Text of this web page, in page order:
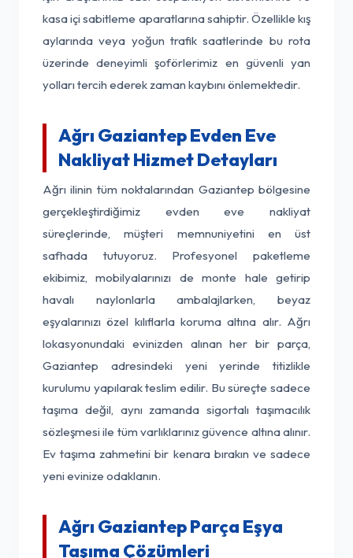
kasa içi sabitleme aparatlarına sahiptir. Özellikle kış
aylarında veya yoğun trafik saatlerinde bu rota
üzerinde deneyimli şoförlerimiz en güvenli yan
yolları tercih ederek zaman kaybını önlemektedir.
Ağrı Gaziantep Evden Eve
Nakliyat Hizmet Detayları
Ağrı ilinin tüm noktalarından Gaziantep bölgesine
gerçekleştirdiğimiz evden eve nakliyat
süreçlerinde, müşteri memnuniyetini en üst
safhada tutuyoruz. Profesyonel paketleme
ekibimiz, mobilyalarınızı de monte hale getirip
havalı naylonlarla ambalajlarken, beyaz
eşyalarınızı özel kılıflarla koruma altına alır. Ağrı
lokasyonundaki evinizden alınan her bir parça,
Gaziantep adresindeki yeni yerinde titizlikle
kurulumu yapılarak teslim edilir. Bu süreçte sadece
taşıma değil, aynı zamanda sigortalı taşımacılık
sözleşmesi ile tüm varlıklarınız güvence altına alınır.
Ev taşıma zahmetini bir kenara bırakın ve sadece
yeni evinize odaklanın.
Ağrı Gaziantep Parça Eşya
Taşıma Çözümleri